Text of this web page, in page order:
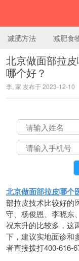
减肥方法 减肥食
北京做面部拉
哪个好？
李, 家 发布于 2023-12-10
北京做面部拉皮哪个
部拉皮技术比较好的
守、杨俊恩、李晓东
祝东升的比较多，这
下，建议实地面诊和
者直接拨打400-616-